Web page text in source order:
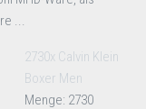
...
2730x Calvin Klein
Boxer Men
Menge: 2730